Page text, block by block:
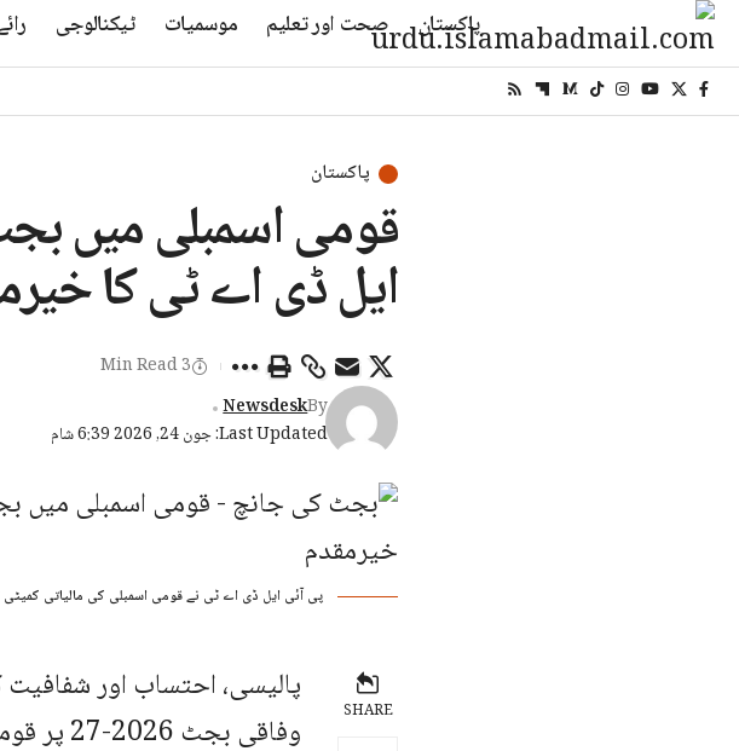
پاکستان صحت اور تعلیم موسمیات ٹیکنالوجی
پاکستان
قومی اسمبلی میں
ایل ڈی اے ٹی کا
Last Updated: جون 24, 2026 6:39 شام
By
Newsdesk
3 Min Read
پی آئی ایل ڈی اے ٹی نے قومی اسمبلی کی مالیاتی کمیٹی اور اسپیکر کی
SHARE
پالیسی، احتساب اور
وفاقی